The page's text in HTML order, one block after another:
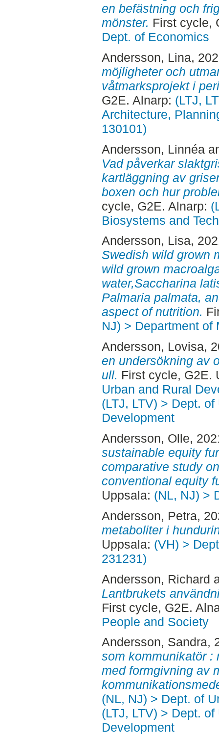
en befästning och
mönster. First cycle,
Dept. of Economics
Andersson, Lina,
möjligheter och
våtmarksprojekt i
G2E. Alnarp: (LTJ,
Architecture,
130101)
Andersson, Linnéa
Vad påverkar
kartläggning av
boxen och hur
cycle, G2E. Alnarp:
Biosystems and
Andersson, Lisa,
Swedish wild grown
wild grown
water,Saccharina
Palmaria palmata,
aspect of nutrition.
NJ) > Department of
Andersson, Lovisa,
en undersökning av
ull. First cycle, G2E.
Urban and Rural
(LTJ, LTV) > Dept.
Development
Andersson, Olle,
sustainable equity
comparative study
conventional equity
Uppsala: (NL, NJ) >
Andersson, Petra,
metaboliter i
Uppsala: (VH) >
231231)
Andersson, Richard
Lantbrukets
First cycle, G2E.
People and Society
Andersson, Sandra,
som kommunikatör :
med formgivning av
(NL, NJ) > Dept. of
(LTJ, LTV) > Dept.
Development